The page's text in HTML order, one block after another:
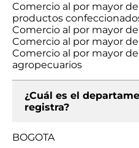
Comercio al por mayor
productos
Comercio al por mayor
Comercio al por mayor
Comercio al por mayor
agropecuarios
¿Cuál es el
registra?
BOGOTA